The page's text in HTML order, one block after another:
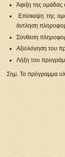
Άφιξη της ομάδας
Επίσκεψη της
άντληση
Σύνθεση
Αξιολόγηση του
Λήξη του
Σημ. Το πρόγραμμα